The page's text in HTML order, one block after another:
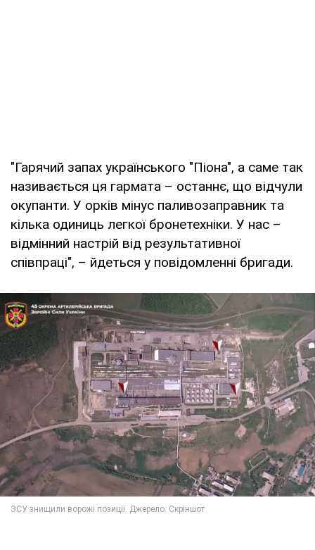
"Гарячий запах українського "Піона", а саме так
називається ця гармата – останнє, що відчули
окупанти. У орків мінус паливозаправник та
кілька одиниць легкої бронетехніки. У нас –
відмінний настрій від результативної
співпраці", – йдеться у повідомленні бригади.